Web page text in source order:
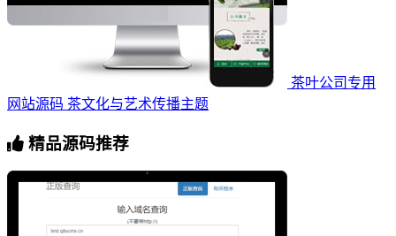
茶叶公司专用
网站源码 茶文化与艺术传播主题
精品源码推荐